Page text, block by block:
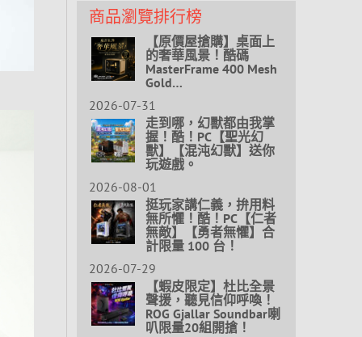
商品瀏覽排行榜
【原價屋搶購】桌面上
的奢華風景！酷碼
MasterFrame 400 Mesh
Gold…
2026-07-31
走到哪，幻獸都由我掌
握！酷！PC【聖光幻
獸】【混沌幻獸】送你
玩遊戲。
2026-08-01
挺玩家講仁義，拚用料
無所懼！酷！PC【仁者
無敵】【勇者無懼】合
計限量 100 台！
2026-07-29
【蝦皮限定】杜比全景
聲援，聽見信仰呼喚！
ROG Gjallar Soundbar喇
叭限量20組開搶！